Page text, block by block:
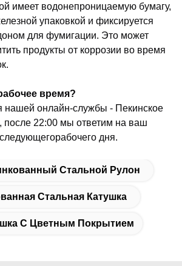
имеет водонепроницаемую бумагу,
упаковкой и фиксируется
для фумигации. Это может
продукты от коррозии во время
время?
онлайн-службы - Пекинское
после 22:00 мы ответим на ваш
рабочего дня.
Стальной Рулон
Стальная Катушка
С Цветным Покрытием